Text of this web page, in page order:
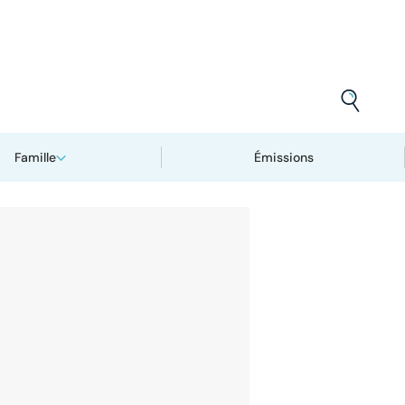
Famille Émissions